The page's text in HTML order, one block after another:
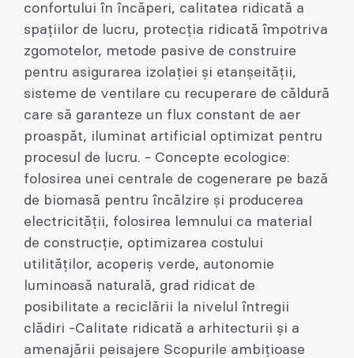
confortului în încăperi, calitatea ridicată a
spațiilor de lucru, protecția ridicată împotriva
zgomotelor, metode pasive de construire
pentru asigurarea izolației și etanșeității,
sisteme de ventilare cu recuperare de căldură
care să garanteze un flux constant de aer
proaspăt, iluminat artificial optimizat pentru
procesul de lucru. - Concepte ecologice:
folosirea unei centrale de cogenerare pe bază
de biomasă pentru încălzire și producerea
electricității, folosirea lemnului ca material
de construcție, optimizarea costului
utilităților, acoperiș verde, autonomie
luminoasă naturală, grad ridicat de
posibilitate a reciclării la nivelul întregii
clădiri -Calitate ridicată a arhitecturii și a
amenajării peisajere Scopurile ambițioase